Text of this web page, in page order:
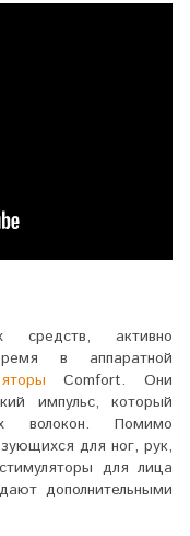
активно
в аппаратной
Comfort. Они
импульс, который
волокон. Помимо
для ног, рук,
для лица
дополнительными